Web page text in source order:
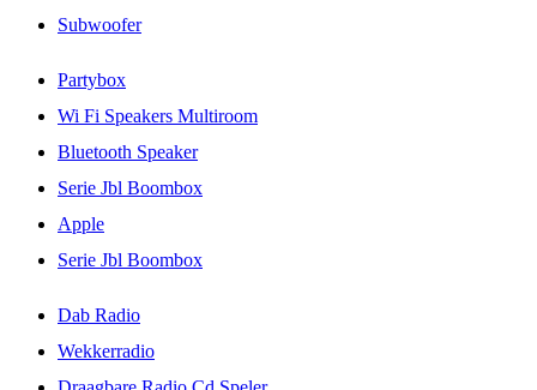
Subwoofer
Partybox
Wi Fi Speakers Multiroom
Bluetooth Speaker
Serie Jbl Boombox
Apple
Serie Jbl Boombox
Dab Radio
Wekkerradio